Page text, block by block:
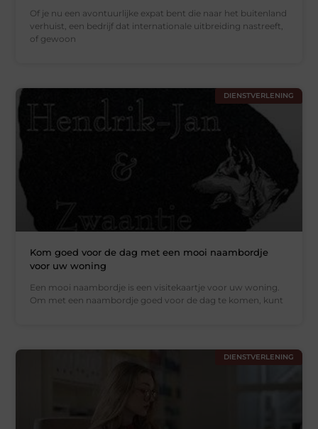
Of je nu een avontuurlijke expat bent die naar het buitenland
verhuist, een bedrijf dat internationale uitbreiding nastreeft,
of gewoon
DIENSTVERLENING
Kom goed voor de dag met een mooi naambordje
voor uw woning
Een mooi naambordje is een visitekaartje voor uw woning.
Om met een naambordje goed voor de dag te komen, kunt
DIENSTVERLENING